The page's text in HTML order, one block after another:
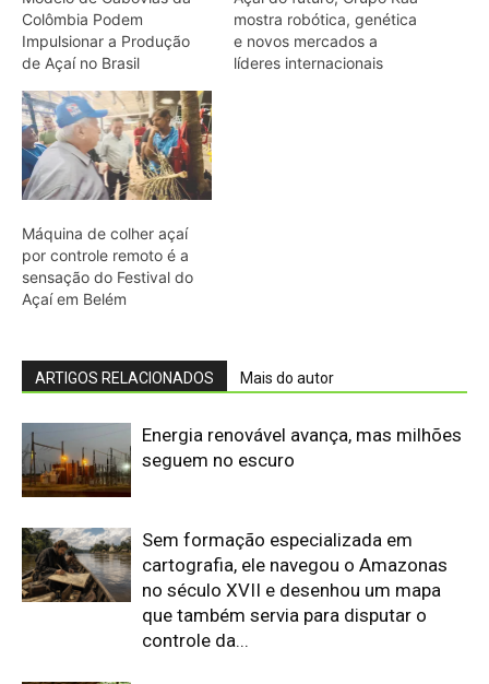
registrando povos indígenas e
desenhou um mapa que tentou reunir
séculos de...
Edição atual da Revista
Amazônia